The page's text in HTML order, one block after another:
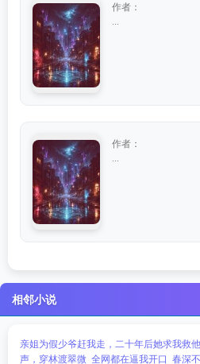
作者：
作者：
相邻小说
亲姐为假少爷赶我走，二十年后她求我救他
声，穿林渡翠微 全网都在逼我开口 春深